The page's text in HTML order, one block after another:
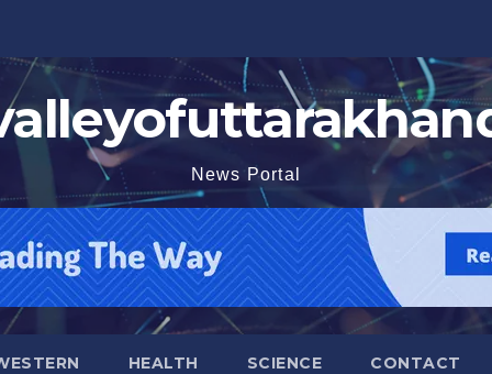
News Portal
HEALTH SCIENCE CONTACT